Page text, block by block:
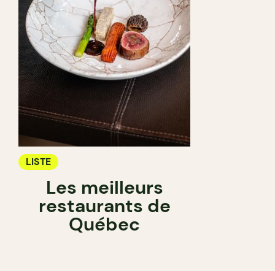
LISTE
Les meilleurs
restaurants de
Québec